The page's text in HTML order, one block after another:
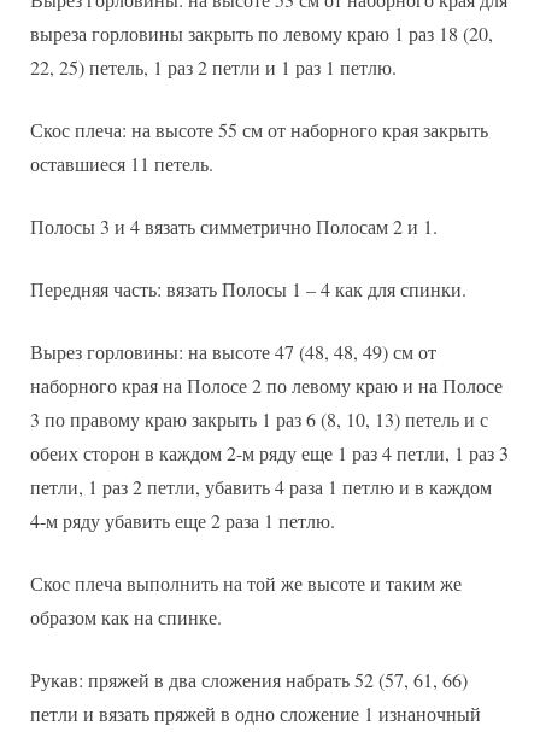
выреза горловины закрыть по левому краю 1 раз 18 (20,
22, 25) петель, 1 раз 2 петли и 1 раз 1 петлю.
Скос плеча: на высоте 55 см от наборного края закрыть
оставшиеся 11 петель.
Полосы 3 и 4 вязать симметрично Полосам 2 и 1.
Передняя часть: вязать Полосы 1 – 4 как для спинки.
Вырез горловины: на высоте 47 (48, 48, 49) см от
наборного края на Полосе 2 по левому краю и на Полосе
3 по правому краю закрыть 1 раз 6 (8, 10, 13) петель и с
обеих сторон в каждом 2-м ряду еще 1 раз 4 петли, 1 раз 3
петли, 1 раз 2 петли, убавить 4 раза 1 петлю и в каждом
4-м ряду убавить еще 2 раза 1 петлю.
Скос плеча выполнить на той же высоте и таким же
образом как на спинке.
Рукав: пряжей в два сложения набрать 52 (57, 61, 66)
петли и вязать пряжей в одно сложение 1 изнаночный